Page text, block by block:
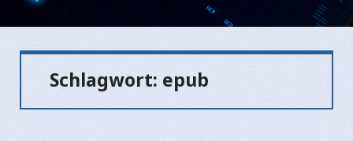
Schlagwort: epub